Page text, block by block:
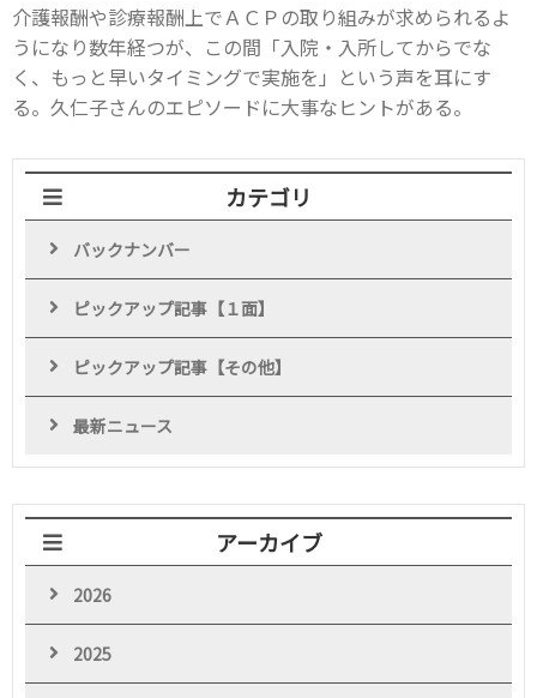
介護報酬や診療報酬上でＡＣＰの取り組みが求められるよ
うになり数年経つが、この間「入院・入所してからでな
く、もっと早いタイミングで実施を」という声を耳にす
る。久仁子さんのエピソードに大事なヒントがある。
カテゴリ
バックナンバー
ピックアップ記事【１面】
ピックアップ記事【その他】
最新ニュース
アーカイブ
2026
2025